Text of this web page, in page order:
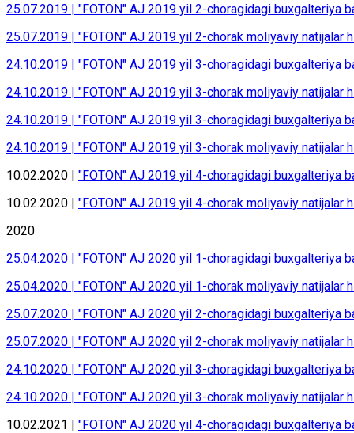
25.07.2019 | "FOTON" AJ 2019 yil 2-choragidagi buxgalteriya
25.07.2019 | "FOTON" AJ 2019 yil 2-chorak moliyaviy natijalar
24.10.2019 | "FOTON" AJ 2019 yil 3-choragidagi buxgalteriya
24.10.2019 | "FOTON" AJ 2019 yil 3-chorak moliyaviy natijalar
24.10.2019 | "FOTON" AJ 2019 yil 3-choragidagi buxgalteriya
24.10.2019 | "FOTON" AJ 2019 yil 3-chorak moliyaviy natijalar
10.02.2020 | "FOTON" AJ 2019 yil 4-choragidagi buxgalteriya
10.02.2020 | "FOTON" AJ 2019 yil 4-chorak moliyaviy natijalar
2020
25.04.2020 | "FOTON" AJ 2020 yil 1-choragidagi buxgalteriya
25.04.2020 | "FOTON" AJ 2020 yil 1-chorak moliyaviy natijalar
25.07.2020 | "FOTON" AJ 2020 yil 2-choragidagi buxgalteriya
25.07.2020 | "FOTON" AJ 2020 yil 2-chorak moliyaviy natijalar
24.10.2020 | "FOTON" AJ 2020 yil 3-choragidagi buxgalteriya
24.10.2020 | "FOTON" AJ 2020 yil 3-chorak moliyaviy natijalar
10.02.2021 | "FOTON" AJ 2020 yil 4-choragidagi buxgalteriya